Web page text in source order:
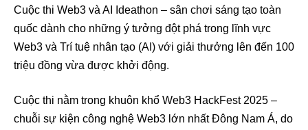
Cuộc thi Web3 và AI Ideathon – sân chơi sáng tạo toàn
quốc dành cho những ý tưởng đột phá trong lĩnh vực
Web3 và Trí tuệ nhân tạo (AI) với giải thưởng lên đến 100
triệu đồng vừa được khởi động.
Cuộc thi nằm trong khuôn khổ Web3 HackFest 2025 –
chuỗi sự kiện công nghệ Web3 lớn nhất Đông Nam Á, do